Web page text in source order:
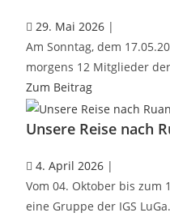
29. Mai 2026 |
Am Sonntag, dem
morgens 12 Mitglieder
Zum Beitrag
Unsere Reise nach
4. April 2026 |
Vom 04. Oktober bis zum
eine Gruppe der IGS